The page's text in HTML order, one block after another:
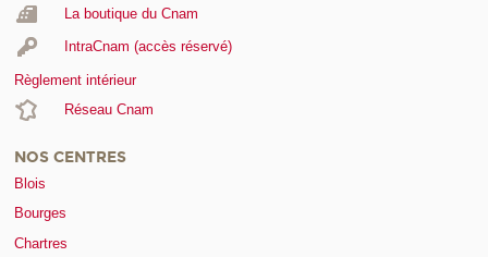
La boutique du Cnam
IntraCnam (accès réservé)
Règlement intérieur
Réseau Cnam
NOS CENTRES
Blois
Bourges
Chartres